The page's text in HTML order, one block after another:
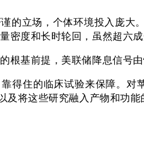
立场，个体环境投入庞大
密度和长时轮回，虽然超六
基前提，美联储降息信号由
住的临床试验来保障。对
及将这些研究融入产物和功